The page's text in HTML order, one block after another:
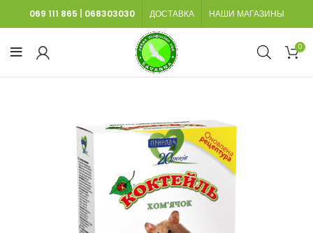
069 111 865 068303030 ДОСТАВКА НАШИ МАГАЗИНЫ
0